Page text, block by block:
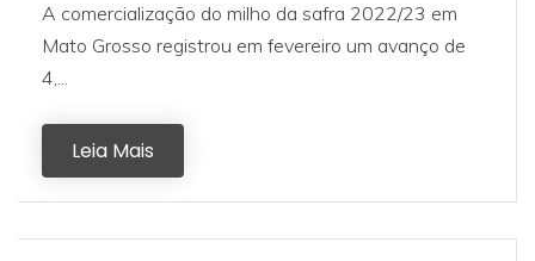
A comercialização do milho da safra 2022/23 em
Mato Grosso registrou em fevereiro um avanço de
4,...
Leia Mais